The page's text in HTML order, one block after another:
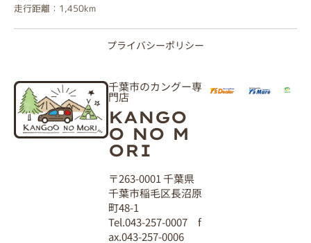
走行距離：1,450km
プライバシーポリシー
千葉市のカングー専
門店
KANGO
O NO M
ORI
〒263-0001 千葉県
千葉市稲毛区長沼原
町48-1
Tel.043-257-0007 f
ax.043-257-0006